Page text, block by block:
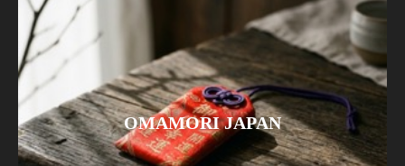
OMAMORI JAPAN